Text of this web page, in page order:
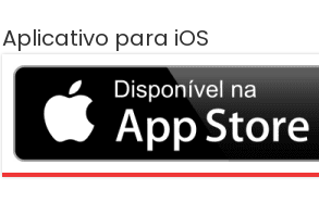
Aplicativo para iOS